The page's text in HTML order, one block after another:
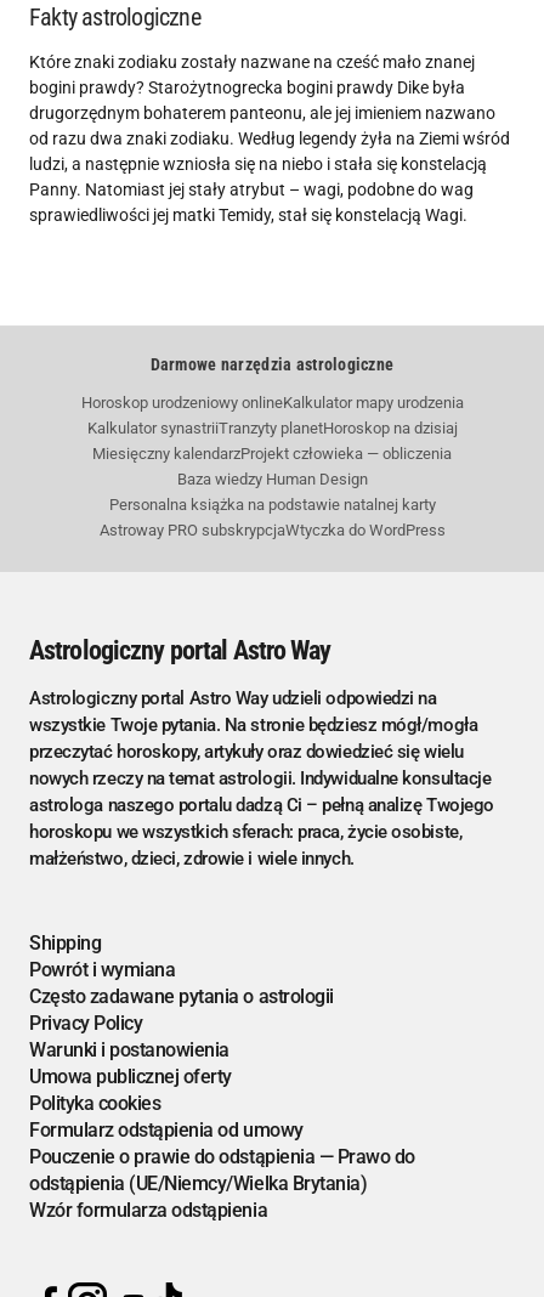
Fakty astrologiczne
Które znaki zodiaku zostały nazwane na cześć mało znanej
bogini prawdy? Starożytnogrecka bogini prawdy Dike była
drugorzędnym bohaterem panteonu, ale jej imieniem nazwano
od razu dwa znaki zodiaku. Według legendy żyła na Ziemi wśród
ludzi, a następnie wzniosła się na niebo i stała się konstelacją
Panny. Natomiast jej stały atrybut – wagi, podobne do wag
sprawiedliwości jej matki Temidy, stał się konstelacją Wagi.
Darmowe narzędzia astrologiczne
Horoskop urodzeniowy onlineKalkulator mapy urodzenia
Kalkulator synastriiTranzyty planetHoroskop na dzisiaj
Miesięczny kalendarzProjekt człowieka — obliczenia
Baza wiedzy Human Design
Personalna książka na podstawie natalnej karty
Astroway PRO subskrypcjaWtyczka do WordPress
Astrologiczny portal Astro Way
Astrologiczny portal Astro Way udzieli odpowiedzi na
wszystkie Twoje pytania. Na stronie będziesz mógł/mogła
przeczytać horoskopy, artykuły oraz dowiedzieć się wielu
nowych rzeczy na temat astrologii. Indywidualne konsultacje
astrologa naszego portalu dadzą Ci – pełną analizę Twojego
horoskopu we wszystkich sferach: praca, życie osobiste,
małżeństwo, dzieci, zdrowie i wiele innych.
Shipping
Powrót i wymiana
Często zadawane pytania o astrologii
Privacy Policy
Warunki i postanowienia
Umowa publicznej oferty
Polityka cookies
Formularz odstąpienia od umowy
Pouczenie o prawie do odstąpienia — Prawo do
odstąpienia (UE/Niemcy/Wielka Brytania)
Wzór formularza odstąpienia